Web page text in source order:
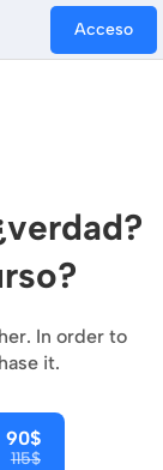
Acceso
In order to
it.
90$
115$